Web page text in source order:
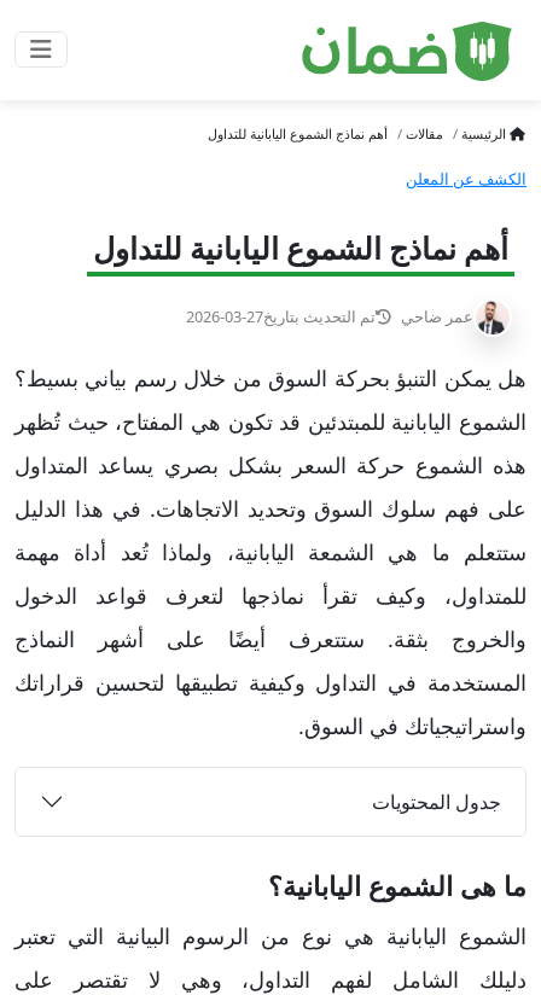
الرئيسية مقالات أهم نماذج الشموع اليابانية للتداول
الكشف عن المعلن
أهم نماذج الشموع اليابانية للتداول
عمر ضاحي تم التحديث بتاريخ2026-03-27
هل يمكن التنبؤ بحركة السوق من خلال رسم بياني بسيط؟
الشموع اليابانية للمبتدئين قد تكون هي المفتاح، حيث تُظهر
هذه الشموع حركة السعر بشكل بصري يساعد المتداول
على فهم سلوك السوق وتحديد الاتجاهات. في هذا الدليل
ستتعلم ما هي الشمعة اليابانية، ولماذا تُعد أداة مهمة
للمتداول، وكيف تقرأ نماذجها لتعرف قواعد الدخول
والخروج بثقة. ستتعرف أيضًا على أشهر النماذج
المستخدمة في التداول وكيفية تطبيقها لتحسين قراراتك
واستراتيجياتك في السوق.
جدول المحتويات
ما هى الشموع اليابانية؟
الشموع اليابانية هي نوع من الرسوم البيانية التي تعتبر
دليلك الشامل لفهم التداول، وهي لا تقتصر على